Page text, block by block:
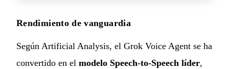
Rendimiento de vanguardia
Según Artificial Analysis, el Grok Voice Agent se ha
convertido en el modelo Speech-to-Speech líder,